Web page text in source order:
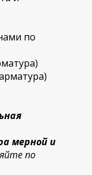
по
мерной и
по